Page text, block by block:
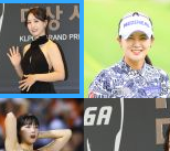
본 뉴스